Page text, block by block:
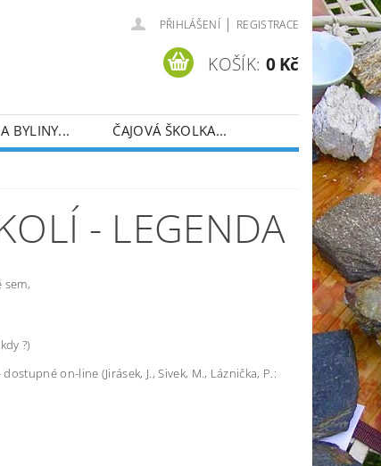
PŘIHLÁŠENÍ | REGISTRACE
KOŠÍK: 0 Kč
A BYLINY...
ČAJOVÁ ŠKOLKA...
- LEGENDA
sem,
?)
on-line (Jirásek, J., Sivek, M., Láznička, P.: